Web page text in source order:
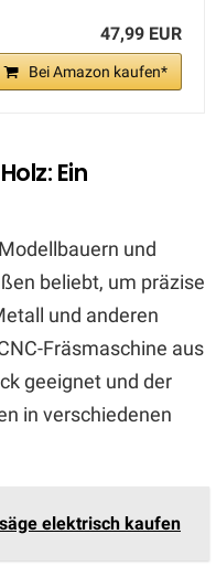
47,99 EUR
Bei Amazon kaufen*
Ein
und
beliebt, um präzise
und anderen
Fräsmaschine aus
geeignet und der
in verschiedenen
elektrisch kaufen